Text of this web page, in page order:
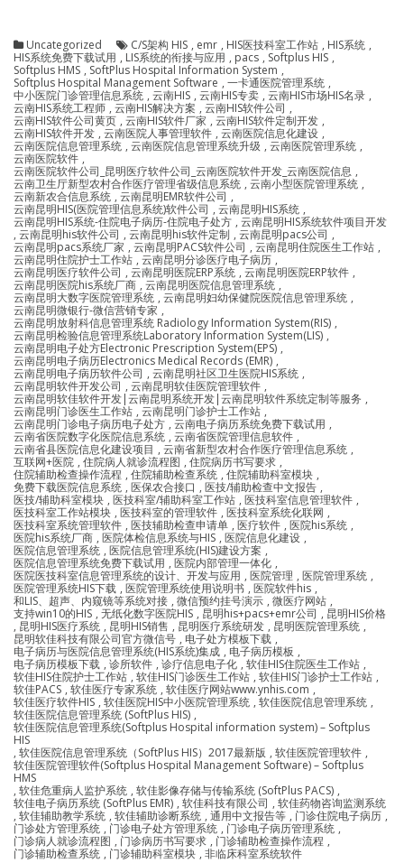
Uncategorized C/S架构 HIS , emr , HIS医技科室工作站 , HIS系统 ,
HIS系统免费下载试用 , LIS系统的衔接与应用 , pacs , Softplus HIS ,
Softplus HMS , SoftPlus Hospital Information System ,
Softplus Hospital Management Software , 一卡通医院管理系统 ,
中小医院门诊管理信息系统 , 云南HIS , 云南HIS专卖 , 云南HIS市场HIS名录 ,
云南HIS系统工程师 , 云南HIS解决方案 , 云南HIS软件公司 ,
云南HIS软件公司黄页 , 云南HIS软件厂家 , 云南HIS软件定制开发 ,
云南HIS软件开发 , 云南医院人事管理软件 , 云南医院信息化建设 ,
云南医院信息管理系统 , 云南医院信息管理系统升级 , 云南医院管理系统 ,
云南医院软件 ,
云南医院软件公司_昆明医疗软件公司_云南医院软件开发_云南医院信息 ,
云南卫生厅新型农村合作医疗管理省级信息系统 , 云南小型医院管理系统 ,
云南新农合信息系统 , 云南昆明EMR软件公司 ,
云南昆明HIS(医院管理信息系统)软件公司 , 云南昆明HIS系统 ,
云南昆明HIS系统-住院电子病历-住院电子处方 , 云南昆明HIS系统软件项目开发
, 云南昆明his软件公司 , 云南昆明his软件定制 , 云南昆明pacs公司 ,
云南昆明pacs系统厂家 , 云南昆明PACS软件公司 , 云南昆明住院医生工作站 ,
云南昆明住院护士工作站 , 云南昆明分诊医疗电子病历 ,
云南昆明医疗软件公司 , 云南昆明医院ERP系统 , 云南昆明医院ERP软件 ,
云南昆明医院his系统厂商 , 云南昆明医院信息管理系统 ,
云南昆明大数字医院管理系统 , 云南昆明妇幼保健院医院信息管理系统 ,
云南昆明微银行-微信营销专家 ,
云南昆明放射科信息管理系统 Radiology Information System(RIS) ,
云南昆明检验信息管理系统Laboratory Information System(LIS) ,
云南昆明电子处方Electronic Prescription System(EPS) ,
云南昆明电子病历Electronics Medical Records (EMR) ,
云南昆明电子病历软件公司 , 云南昆明社区卫生医院HIS系统 ,
云南昆明软件开发公司 , 云南昆明软佳医院管理软件 ,
云南昆明软佳软件开发|云南昆明系统开发|云南昆明软件系统定制等服务 ,
云南昆明门诊医生工作站 , 云南昆明门诊护士工作站 ,
云南昆明门诊电子病历电子处方 , 云南电子病历系统免费下载试用 ,
云南省医院数字化医院信息系统 , 云南省医院管理信息软件 ,
云南省县医院信息化建设项目 , 云南省新型农村合作医疗管理信息系统 ,
互联网+医院 , 住院病人就诊流程图 , 住院病历书写要求 ,
住院辅助检查操作流程 , 住院辅助检查系统 , 住院辅助科室模块 ,
免费下载医院信息系统 , 医保农合接口 , 医技/辅助检查中文报告 ,
医技/辅助科室模块 , 医技科室/辅助科室工作站 , 医技科室信息管理软件 ,
医技科室工作站模块 , 医技科室的管理软件 , 医技科室系统化联网 ,
医技科室系统管理软件 , 医技辅助检查申请单 , 医疗软件 , 医院his系统 ,
医院his系统厂商 , 医院体检信息系统与HIS , 医院信息化建设 ,
医院信息管理系统 , 医院信息管理系统(HIS)建设方案 ,
医院信息管理系统免费下载试用 , 医院内部管理一体化 ,
医院医技科室信息管理系统的设计、开发与应用 , 医院管理 , 医院管理系统 ,
医院管理系统HIS下载 , 医院管理系统使用说明书 , 医院软件his ,
和LIS、超声、内窥镜等系统对接 , 微信预约挂号演示 , 微医疗网站 ,
支持win10的HIS , 无纸化数字医院HIS , 昆明his+pacs+emr公司 , 昆明HIS价格
, 昆明HIS医疗系统 , 昆明HIS销售 , 昆明医疗系统研发 , 昆明医院管理系统 ,
昆明软佳科技有限公司官方微信号 , 电子处方模板下载 ,
电子病历与医院信息管理系统(HIS系统)集成 , 电子病历模板 ,
电子病历模板下载 , 诊所软件 , 诊疗信息电子化 , 软佳HIS住院医生工作站 ,
软佳HIS住院护士工作站 , 软佳HIS门诊医生工作站 , 软佳HIS门诊护士工作站 ,
软佳PACS , 软佳医疗专家系统 , 软佳医疗网站www.ynhis.com ,
软佳医疗软件HIS , 软佳医院HIS中小医院管理系统 , 软佳医院信息管理系统 ,
软佳医院信息管理系统 (SoftPlus HIS) ,
软佳医院信息管理系统(Softplus Hospital information system) – Softplus
HIS
, 软佳医院信息管理系统（SoftPlus HIS）2017最新版 , 软佳医院管理软件 ,
软佳医院管理软件(Softplus Hospital Management Software) – Softplus
HMS
, 软佳危重病人监护系统 , 软佳影像存储与传输系统 (SoftPlus PACS) ,
软佳电子病历系统 (SoftPlus EMR) , 软佳科技有限公司 , 软佳药物咨询监测系统
, 软佳辅助教学系统 , 软佳辅助诊断系统 , 通用中文报告等 , 门诊住院电子病历 ,
门诊处方管理系统 , 门诊电子处方管理系统 , 门诊电子病历管理系统 ,
门诊病人就诊流程图 , 门诊病历书写要求 , 门诊辅助检查操作流程 ,
门诊辅助检查系统 , 门诊辅助科室模块 , 非临床科室系统软件